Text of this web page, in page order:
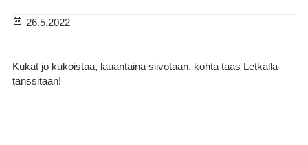
Julkaistu
26.5.2022
Kukat jo kukoistaa, lauantaina siivotaan, kohta taas Letkalla
tanssitaan!